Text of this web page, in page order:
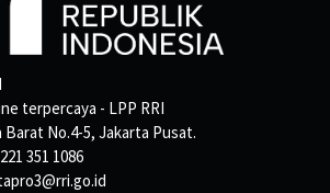
terpercaya - LPP RRI
Barat No.4-5, Jakarta Pusat.
351 1086